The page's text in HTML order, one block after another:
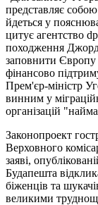
представляє
йдеться у
цитує агентство
походження
заповнити
фінансово
Прем'єр-міністр
винним у
організацій
Законопроект
Верховного
заяві,
Будапешта
біженців та
великими